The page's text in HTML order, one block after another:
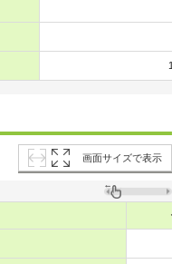
画面サイズで表示